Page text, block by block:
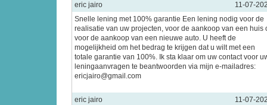
eric jairo
11-07-
Snelle lening met 100% garantie Een lening nodig voor de
realisatie van uw projecten, voor de aankoop van een huis
voor de aankoop van een nieuwe auto. U heeft de
mogelijkheid om het bedrag te krijgen dat u wilt met een
totale garantie van 100%. Ik sta klaar om uw contact voor
leningaanvragen te beantwoorden via mijn e-mailadres:
ericjairo@gmail.com
eric jairo 11-07-